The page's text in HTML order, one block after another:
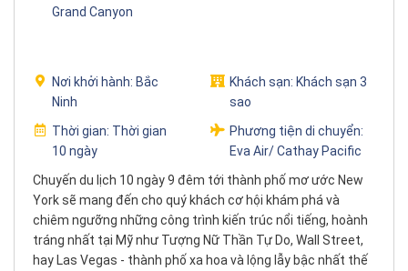
Grand Canyon
Nơi khởi hành: Bắc
Ninh
Khách sạn: Khách sạn 3
sao
Thời gian: Thời gian
10 ngày
Phương tiện di chuyển:
Eva Air/ Cathay Pacific
Chuyến du lịch 10 ngày 9 đêm tới thành phố mơ ước New
York sẽ mang đến cho quý khách cơ hội khám phá và
chiêm ngưỡng những công trình kiến trúc nổi tiếng, hoành
tráng nhất tại Mỹ như Tượng Nữ Thần Tự Do, Wall Street,
hay Las Vegas - thành phố xa hoa và lộng lẫy bậc nhất thế